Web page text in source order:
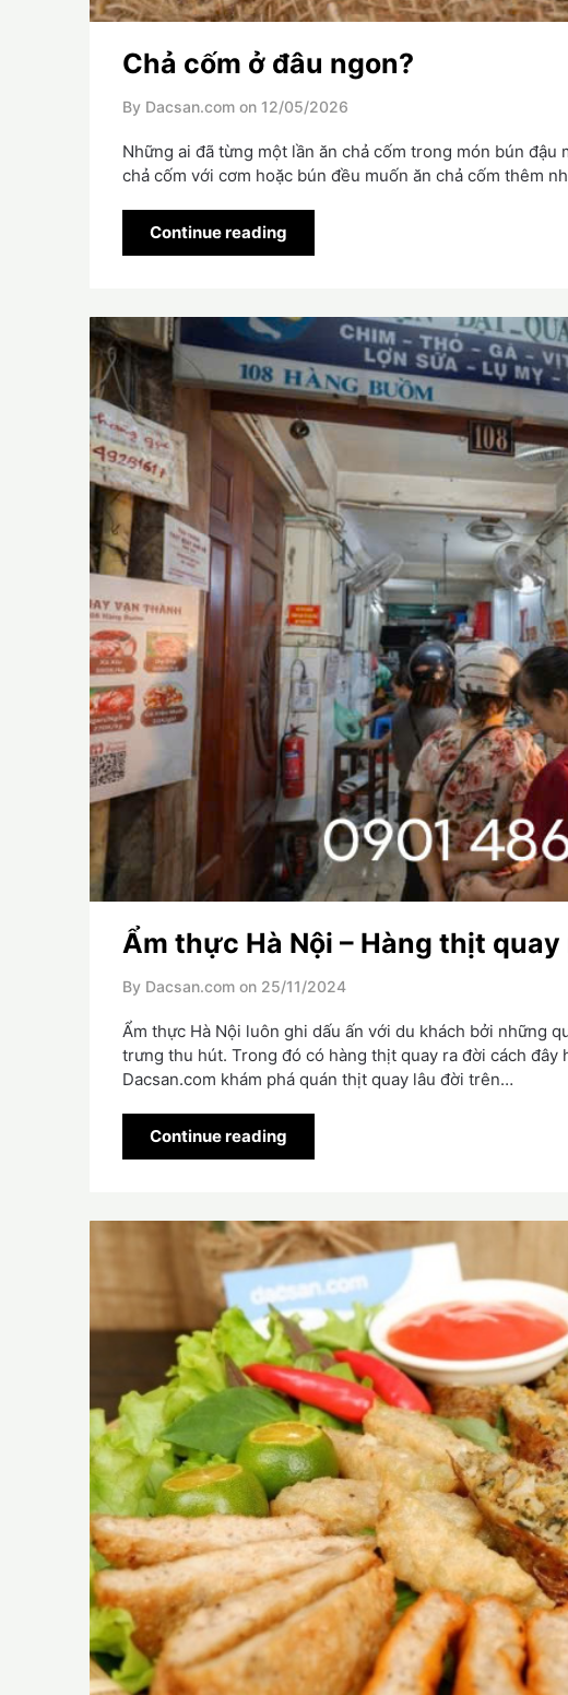
Chả cốm ở đâu ngon?
By Dacsan.com on 12/05/2026
Những ai đã từng một lần ăn chả cốm trong món bún
chả cốm với cơm hoặc bún đều muốn ăn chả cốm thêm
Continue reading
Ẩm thực Hà Nội – Hàng thịt
By Dacsan.com on 25/11/2024
Ẩm thực Hà Nội luôn ghi dấu ấn với du khách bởi những
trưng thu hút. Trong đó có hàng thịt quay ra đời cách đây
Dacsan.com khám phá quán thịt quay lâu đời trên…
Continue reading